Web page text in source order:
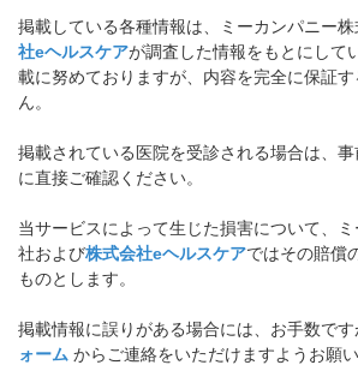
掲載している各種情報は、ミーカンパニー
社eヘルスケアが調査した情報をもとにして
載に努めておりますが、内容を完全に保証
ん。
掲載されている医院を受診される場合は、
に直接ご確認ください。
当サービスによって生じた損害について、
社および株式会社eヘルスケアではその賠償
ものとします。
掲載情報に誤りがある場合には、お手数です
ォーム からご連絡をいただけますようお願い